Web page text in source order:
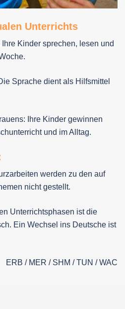
Unterrichts
Kinder sprechen, lesen und
Sprache dient als Hilfsmittel
Ihre Kinder gewinnen
und im Alltag.
werden zu den auf
nicht gestellt.
Unterrichtsphasen ist die
Ein Wechsel ins Deutsche ist
ERB / MER / SHM / TUN / WAC